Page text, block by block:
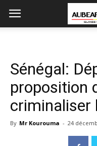
Sénégal:
proposition
criminaliser
By Mr Kourouma - 24